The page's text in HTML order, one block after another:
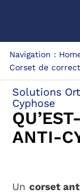
NOS
PARCOURS
Navigation :
Corset de
Solutions
Cyphose
ANTI-
Un corset